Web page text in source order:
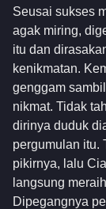
Seusai sukses
agak miring,
itu dan
kenikmatan.
genggam
nikmat. Tidak
dirinya duduk
pergumulan itu.
pikirnya, lalu
langsung
Dipegangnya